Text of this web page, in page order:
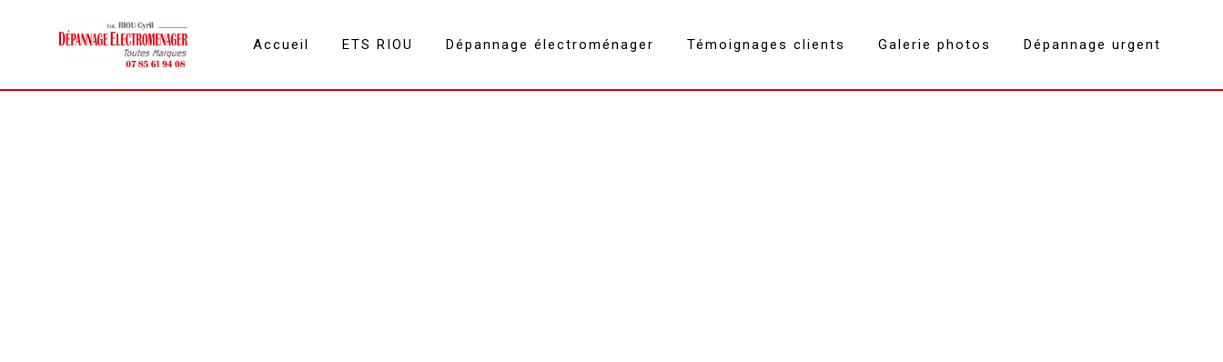
Accueil ETS RIOU Dépannage électroménager Témoignages clients Galerie photos Dépannage urgent